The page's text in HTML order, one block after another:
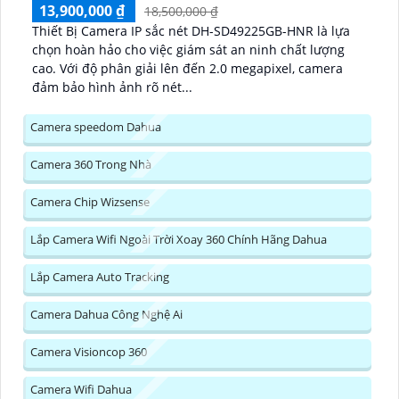
13,900,000 ₫
18,500,000 ₫
Thiết Bị Camera IP sắc nét DH-SD49225GB-HNR là lựa
chọn hoàn hảo cho việc giám sát an ninh chất lượng
cao. Với độ phân giải lên đến 2.0 megapixel, camera
đảm bảo hình ảnh rõ nét...
Camera speedom Dahua
Camera 360 Trong Nhà
Camera Chip Wizsense
Lắp Camera Wifi Ngoài Trời Xoay 360 Chính Hãng Dahua
Lắp Camera Auto Tracking
Camera Dahua Công Nghệ Ai
Camera Visioncop 360
Camera Wifi Dahua